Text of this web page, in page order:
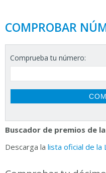
COMPROBAR
Comprueba tu número:
Buscador de premios de
Descarga la lista oficial de la